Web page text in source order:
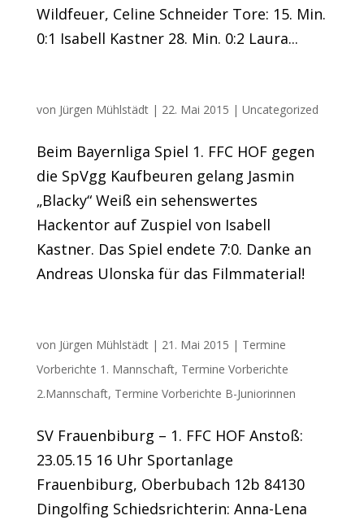
Wildfeuer, Celine Schneider Tore: 15. Min.
0:1 Isabell Kastner 28. Min. 0:2 Laura...
von Jürgen Mühlstädt| 22. Mai 2015 | Uncategorized
Beim Bayernliga Spiel 1. FFC HOF gegen
die SpVgg Kaufbeuren gelang Jasmin
„Blacky“ Weiß ein sehenswertes
Hackentor auf Zuspiel von Isabell
Kastner. Das Spiel endete 7:0. Danke an
Andreas Ulonska für das Filmmaterial!
von Jürgen Mühlstädt| 21. Mai 2015 | Termine
Vorberichte 1. Mannschaft, Termine Vorberichte
2.Mannschaft, Termine Vorberichte B-Juniorinnen
SV Frauenbiburg – 1. FFC HOF Anstoß:
23.05.15 16 Uhr Sportanlage
Frauenbiburg, Oberbubach 12b 84130
Dingolfing Schiedsrichterin: Anna-Lena